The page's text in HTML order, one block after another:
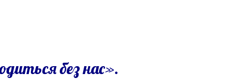
без нас».